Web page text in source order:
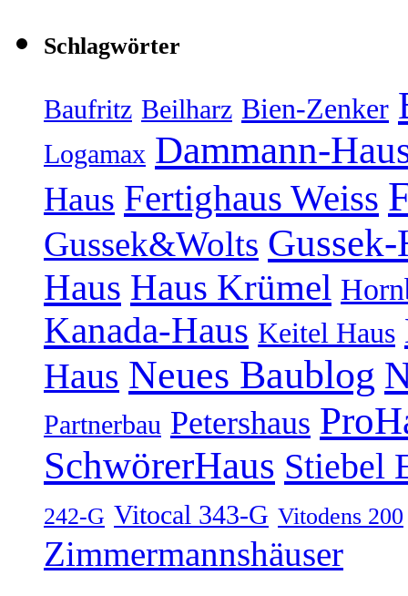
Schlagwörter
Baufritz Beilharz Bien-Zenker
Logamax Dammann-
Haus Fertighaus Weiss
Gussek&Wolts Gussek-
Haus Haus Krümel
Kanada-Haus Keitel Haus
Haus Neues Baublog
Partnerbau Petershaus
SchwörerHaus Stiebel
242-G Vitocal 343-G Vitodens 200
Zimmermannshäuser